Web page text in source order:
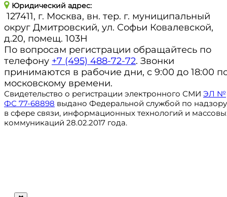
Юридический адрес:
127411, г. Москва, вн. тер. г. муниципальный
округ Дмитровский, ул. Софьи Ковалевской,
д.20, помещ. 103Н
По вопросам регистрации обращайтесь по
телефону +7 (495) 488-72-72. Звонки
принимаются в рабочие дни, с 9:00 до 18:00
московскому времени.
Свидетельство о регистрации электронного СМИ ЭЛ №
ФС 77-68898 выдано Федеральной службой по надзору
в сфере связи, информационных технологий и
коммуникаций 28.02.2017 года.